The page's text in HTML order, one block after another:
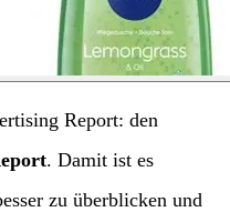
Report: den
. Damit ist es
zu überblicken und